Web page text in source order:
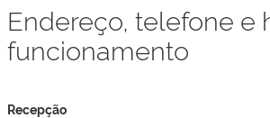
Endereço, telefone e
funcionamento
Recepção